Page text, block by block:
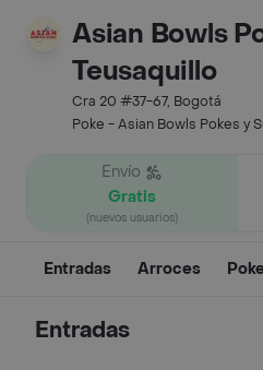
Asian Bowls
Teusaquillo
Cra 20 #37-67, Bogotá
Poke - Asian Bowls Pokes y
Envío
Gratis
(nuevos usuarios)
Entradas Arroces
Entradas